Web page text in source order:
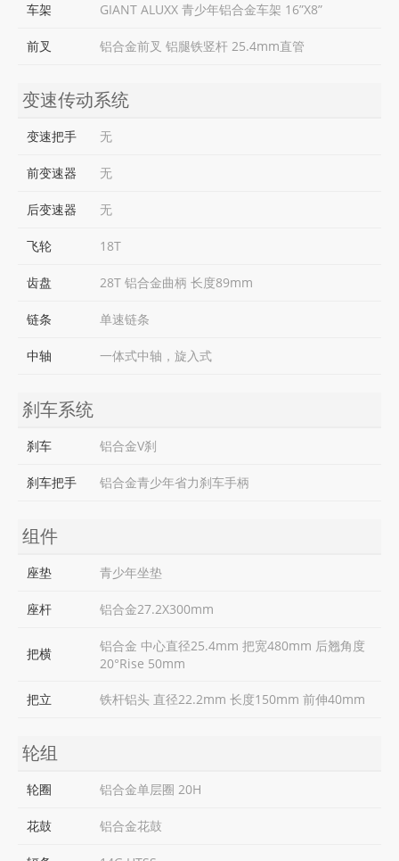
车架 GIANT ALUXX 青少年铝合金车架 16”X8”
前叉 铝合金前叉 铝腿铁竖杆 25.4mm直管
变速传动系统
变速把手 无
前变速器 无
后变速器 无
飞轮 18T
齿盘 28T 铝合金曲柄 长度89mm
链条 单速链条
中轴 一体式中轴，旋入式
刹车系统
刹车 铝合金V刹
刹车把手 铝合金青少年省力刹车手柄
组件
座垫 青少年坐垫
座杆 铝合金27.2X300mm
把横
铝合金 中心直径25.4mm 把宽480mm 后翘角度
20°Rise 50mm
把立 铁杆铝头 直径22.2mm 长度150mm 前伸40mm
轮组
轮圈 铝合金单层圈 20H
花鼓 铝合金花鼓